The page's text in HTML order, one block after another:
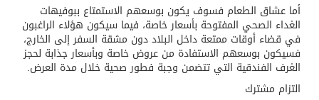
أما عشاق الطعام فسوف يكون بوسعهم الاستمتاع ببوفيهات
الغداء الصحي المفتوحة بأسعار خاصة، فيما سيكون هؤلاء الراغبون
في قضاء أوقات ممتعة داخل البلاد دون مشقة السفر إلى الخارج،
فسيكون بوسعهم الاستفادة من عروض خاصة وبأسعار جذابة لحجز
الغرف الفندقية التي تتضمن وجبة فطور صحية خلال مدة العرض.
التزام مشترك